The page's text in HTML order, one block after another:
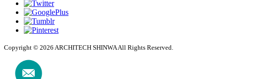
Copyright © 2026 ARCHITECH SHINWA All Rights Reserved.